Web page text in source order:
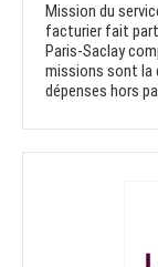
Mission du
facturier fait
Paris-Saclay
missions sont la
dépenses hors